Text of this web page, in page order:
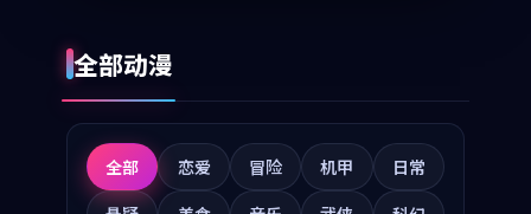
全部动漫
全部 恋爱 冒险 机甲
日常